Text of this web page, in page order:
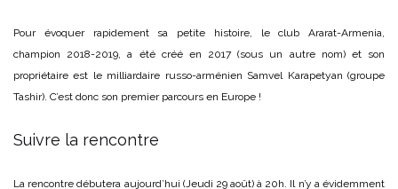
Pour évoquer rapidement sa petite histoire, le club Ararat-Armenia,
champion 2018-2019, a été créé en 2017 (sous un autre nom) et son
propriétaire est le milliardaire russo-arménien Samvel Karapetyan (groupe
Tashir). C’est donc son premier parcours en Europe !
Suivre la rencontre
La rencontre débutera aujourd’hui (Jeudi 29 août) à 20h. Il n’y a évidemment